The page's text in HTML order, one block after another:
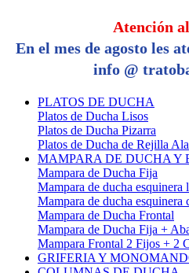
Atención
En el mes de agosto les
info @
PLATOS DE DUCHA
Platos de Ducha Lisos
Platos de Ducha Pizarra
Platos de Ducha de Rejilla
MAMPARA DE DUCHA Y
Mampara de Ducha Fija
Mampara de ducha esquinera
Mampara de ducha esquinera
Mampara de Ducha Frontal
Mampara de Ducha Fija +
Mampara Frontal 2 Fijos + 2
GRIFERIA Y